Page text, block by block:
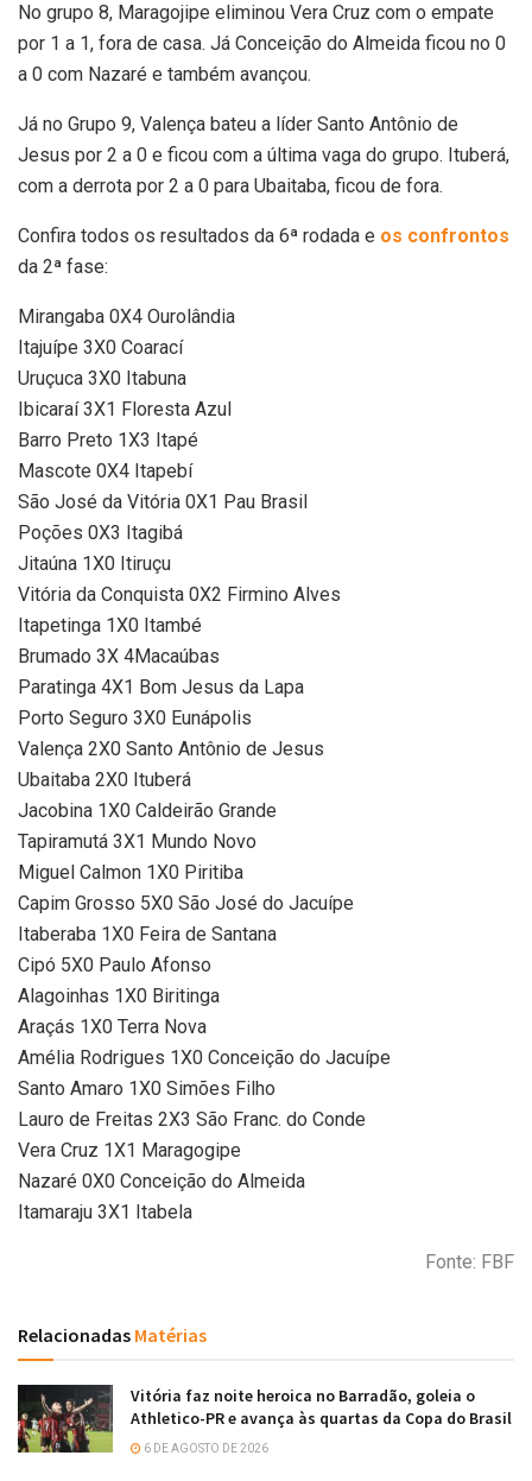
No grupo 8, Maragojipe eliminou Vera Cruz com o empate
por 1 a 1, fora de casa. Já Conceição do Almeida ficou no 0
a 0 com Nazaré e também avançou.
Já no Grupo 9, Valença bateu a líder Santo Antônio de
Jesus por 2 a 0 e ficou com a última vaga do grupo. Ituberá,
com a derrota por 2 a 0 para Ubaitaba, ficou de fora.
Confira todos os resultados da 6ª rodada e os confrontos
da 2ª fase:
Mirangaba 0X4 Ourolândia
Itajuípe 3X0 Coarací
Uruçuca 3X0 Itabuna
Ibicaraí 3X1 Floresta Azul
Barro Preto 1X3 Itapé
Mascote 0X4 Itapebí
São José da Vitória 0X1 Pau Brasil
Poções 0X3 Itagibá
Jitaúna 1X0 Itiruçu
Vitória da Conquista 0X2 Firmino Alves
Itapetinga 1X0 Itambé
Brumado 3X 4Macaúbas
Paratinga 4X1 Bom Jesus da Lapa
Porto Seguro 3X0 Eunápolis
Valença 2X0 Santo Antônio de Jesus
Ubaitaba 2X0 Ituberá
Jacobina 1X0 Caldeirão Grande
Tapiramutá 3X1 Mundo Novo
Miguel Calmon 1X0 Piritiba
Capim Grosso 5X0 São José do Jacuípe
Itaberaba 1X0 Feira de Santana
Cipó 5X0 Paulo Afonso
Alagoinhas 1X0 Biritinga
Araçás 1X0 Terra Nova
Amélia Rodrigues 1X0 Conceição do Jacuípe
Santo Amaro 1X0 Simões Filho
Lauro de Freitas 2X3 São Franc. do Conde
Vera Cruz 1X1 Maragogipe
Nazaré 0X0 Conceição do Almeida
Itamaraju 3X1 Itabela
Fonte: FBF
Relacionadas Matérias
Vitória faz noite heroica no Barradão, goleia o
Athletico-PR e avança às quartas da Copa do Brasil
6 DE AGOSTO DE 2026